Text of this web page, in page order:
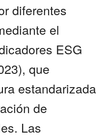
diferentes
el
ESG
que
estandarizada
de
Las